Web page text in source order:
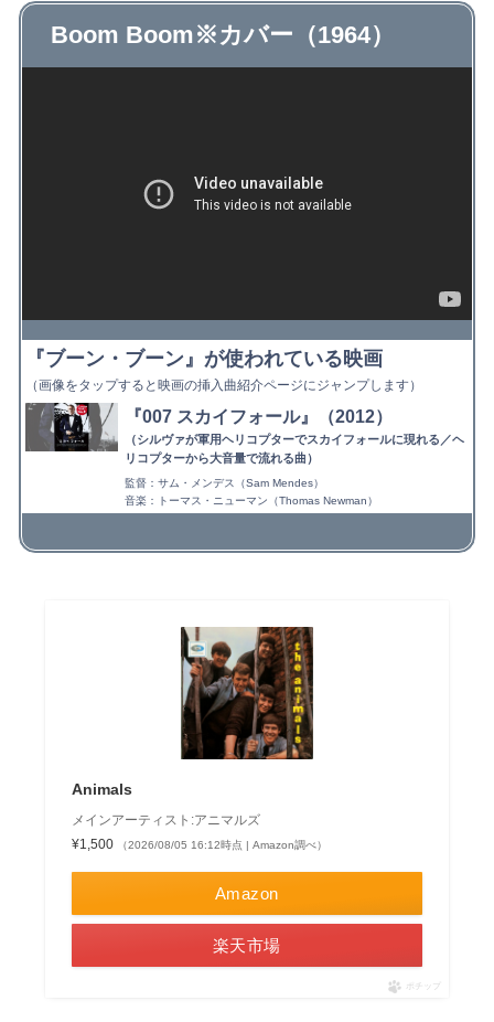
Boom Boom※カバー（1964）
『ブーン・ブーン』が使われている映画
（画像をタップすると映画の挿入曲紹介ページにジャンプします）
『007 スカイフォール』（2012）
（シルヴァが軍用ヘリコプターでスカイフォールに現れる／ヘ
リコプターから大音量で流れる曲）
監督：サム・メンデス（Sam Mendes）
音楽：トーマス・ニューマン（Thomas Newman）
Animals
メインアーティスト:アニマルズ
¥1,500
（2026/08/05 16:12時点 | Amazon調べ）
Amazon
楽天市場
ポチップ